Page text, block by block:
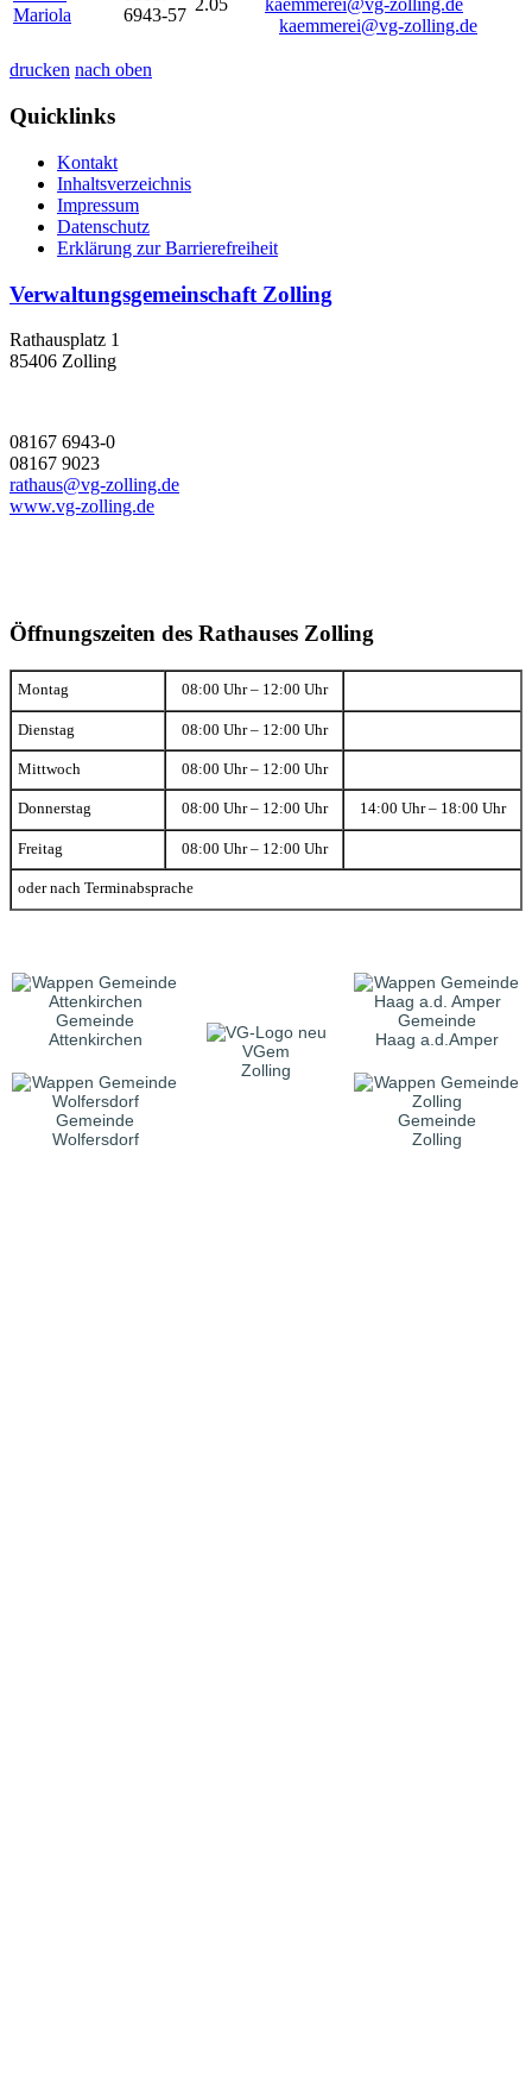
Mariola
6943-57
2.05
kaemmerei@vg-zolling.de
drucken nach oben
Quicklinks
Kontakt
Inhaltsverzeichnis
Impressum
Datenschutz
Erklärung zur Barrierefreiheit
Verwaltungsgemeinschaft Zolling
Rathausplatz 1
85406 Zolling
08167 6943-0
08167 9023
rathaus@vg-zolling.de
www.vg-zolling.de
Öffnungszeiten des Rathauses Zolling
Montag 08:00 Uhr – 12:00 Uhr
Dienstag 08:00 Uhr – 12:00 Uhr
Mittwoch 08:00 Uhr – 12:00 Uhr
Donnerstag 08:00 Uhr – 12:00 Uhr 14:00 Uhr – 18:00 Uhr
Freitag 08:00 Uhr – 12:00 Uhr
oder nach Terminabsprache
Gemeinde
Attenkirchen
VGem
Zolling
Gemeinde
Haag a.d.Amper
Gemeinde
Wolfersdorf
Gemeinde
Zolling